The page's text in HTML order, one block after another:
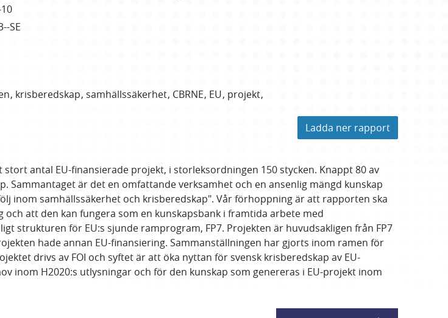
SE
krisberedskap samhällssäkerhet CBRNE EU projekt
Ladda ner rapport
antal EU-finansierade projekt, i storleksordningen 150 stycken. Knappt 80 av
Sammantaget är det en omfattande verksamhet och en ansenlig mängd kunskap
inom samhällssäkerhet och krisberedskap". Vår förhoppning är att rapporten ska
att den kan fungera som en kunskapsbank i framtida arbete med
strukturen för EU:s sjunde ramprogram, FP7. Projekten är huvudsakligen från FP7
hade annan EU-finansiering. Sammanställningen har gjorts inom ramen för
drivs av FOI och syftet är att öka nyttan för svensk krisberedskap av EU-
inom H2020:s utlysningar och för den kunskap som genereras i EU-projekt inom